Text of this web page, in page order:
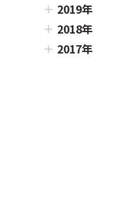
2019年
2018年
2017年